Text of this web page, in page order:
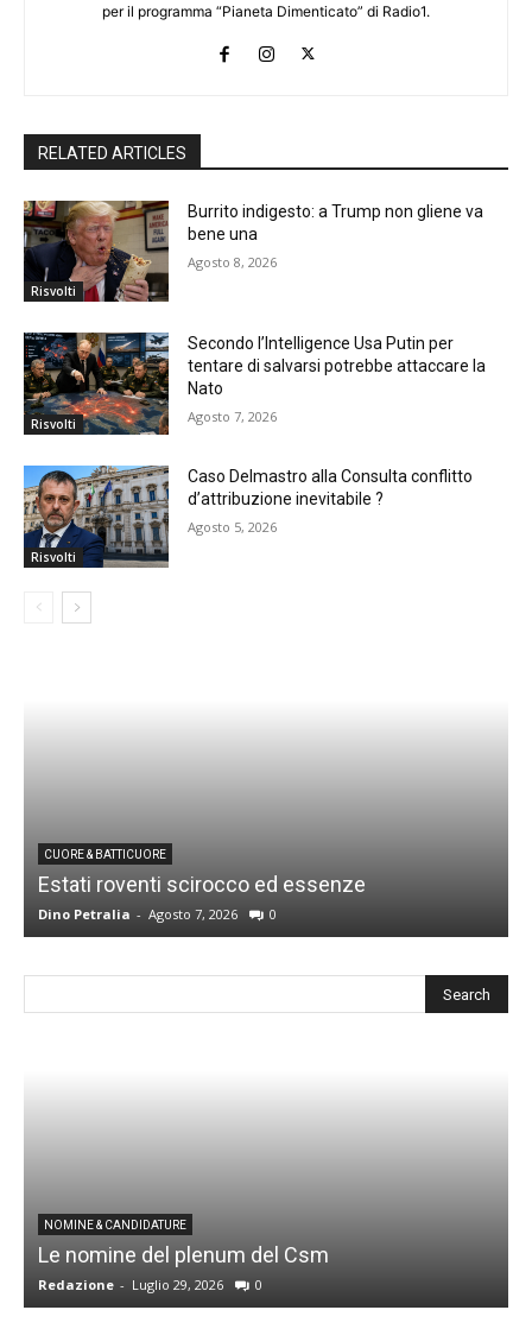
per il programma “Pianeta Dimenticato” di Radio1.
RELATED ARTICLES
Risvolti
Burrito indigesto: a Trump non gliene va
bene una
Agosto 8, 2026
Risvolti
Secondo l’Intelligence Usa Putin per
tentare di salvarsi potrebbe attaccare la
Nato
Agosto 7, 2026
Risvolti
Caso Delmastro alla Consulta conflitto
d’attribuzione inevitabile ?
Agosto 5, 2026
CUORE & BATTICUORE
Estati roventi scirocco ed essenze
Dino Petralia - Agosto 7, 2026 0
NOMINE & CANDIDATURE
Le nomine del plenum del Csm
Redazione - Luglio 29, 2026 0